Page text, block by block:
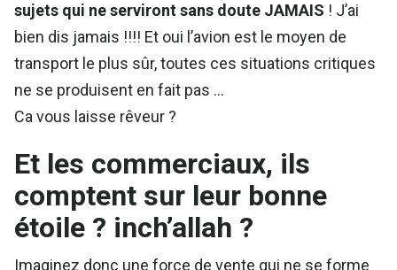
sujets qui ne serviront sans doute JAMAIS ! J’ai
bien dis jamais !!!! Et oui l’avion est le moyen de
transport le plus sûr, toutes ces situations critiques
ne se produisent en fait pas …
Ca vous laisse rêveur ?
Et les commerciaux, ils
comptent sur leur bonne
étoile ? inch’allah ?
Imaginez donc une force de vente qui ne se forme